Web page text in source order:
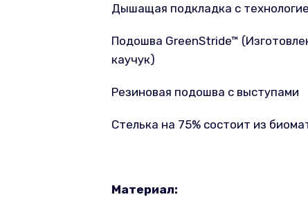
Дышащая подкладка с
Подошва GreenStride™
каучук)
Резиновая подошва с выступами
Стелька на 75% состоит из
Материал: